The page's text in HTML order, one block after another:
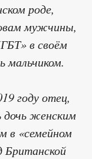
роде,
мужчины,
в своём
мальчиком.
году отец,
женским
в «семейном
Британской